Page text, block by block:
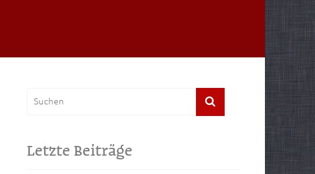
Letzte Beiträge